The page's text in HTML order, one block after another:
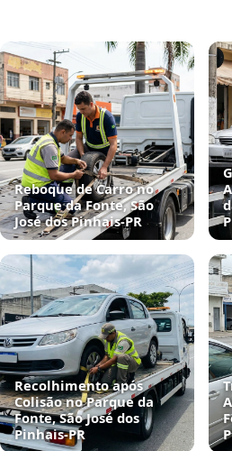
Reboque de Carro no
Parque da Fonte, São
José dos Pinhais‑PR
Recolhimento após
Colisão no Parque da
Fonte, São José dos
Pinhais‑PR